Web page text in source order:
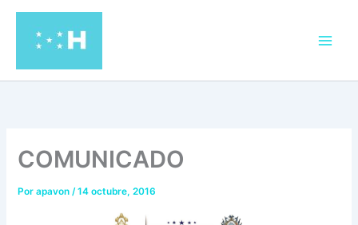
contenido
COMUNICADO
Porapavon/14 octubre, 2016